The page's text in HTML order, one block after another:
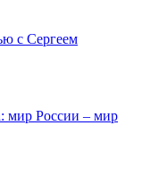
с Сергеем
мир России – мир